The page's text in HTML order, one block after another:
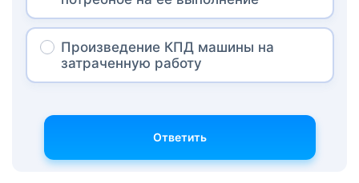
Произведение КПД машины на
затраченную работу
Ответить